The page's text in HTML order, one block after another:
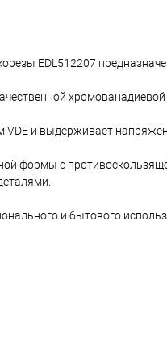
EDL512207
VDE и выдерживает
формы с
и бытового